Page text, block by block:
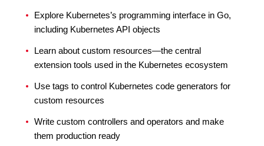
Explore Kubernetes’s programming interface in Go,
including Kubernetes API objects
Learn about custom resources—the central
extension tools used in the Kubernetes ecosystem
Use tags to control Kubernetes code generators for
custom resources
Write custom controllers and operators and make
them production ready